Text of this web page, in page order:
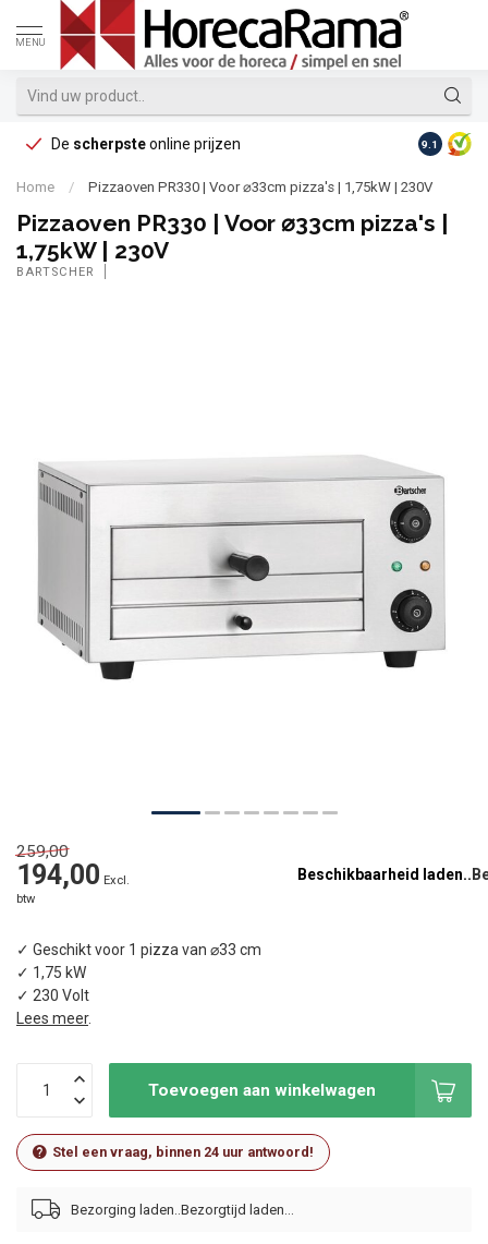
MENU
De scherpsteonline prijzen Op
9.1
Home / Pizzaoven PR330 | Voor ⌀33cm pizza's | 1,75kW | 230V
Pizzaoven PR330 | Voor ⌀33cm pizza's |
1,75kW | 230V
BARTSCHER
259,00
194,00 Excl.
btw
Beschikbaarheid laden..
✓ Geschikt voor 1 pizza van ⌀33 cm
✓ 1,75 kW
✓ 230 Volt
Lees meer.
Toevoegen aan winkelwagen
Stel een vraag, binnen 24 uur antwoord!
Bezorging laden..